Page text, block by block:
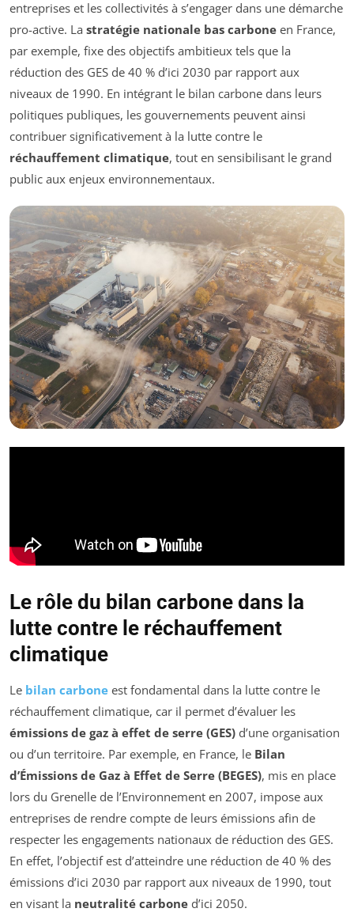
entreprises et les collectivités à s’engager dans une démarche
pro-active. La stratégie nationale bas carbone en France,
par exemple, fixe des objectifs ambitieux tels que la
réduction des GES de 40 % d’ici 2030 par rapport aux
niveaux de 1990. En intégrant le bilan carbone dans leurs
politiques publiques, les gouvernements peuvent ainsi
contribuer significativement à la lutte contre le
réchauffement climatique, tout en sensibilisant le grand
public aux enjeux environnementaux.
Le rôle du bilan carbone dans la
lutte contre le réchauffement
climatique
Le bilan carbone est fondamental dans la lutte contre le
réchauffement climatique, car il permet d’évaluer les
émissions de gaz à effet de serre (GES) d’une organisation
ou d’un territoire. Par exemple, en France, le Bilan
d’Émissions de Gaz à Effet de Serre (BEGES), mis en place
lors du Grenelle de l’Environnement en 2007, impose aux
entreprises de rendre compte de leurs émissions afin de
respecter les engagements nationaux de réduction des GES.
En effet, l’objectif est d’atteindre une réduction de 40 % des
émissions d’ici 2030 par rapport aux niveaux de 1990, tout
en visant la neutralité carbone d’ici 2050.